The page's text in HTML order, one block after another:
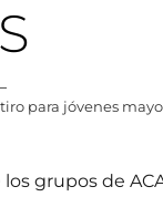
para jóvenes
grupos de